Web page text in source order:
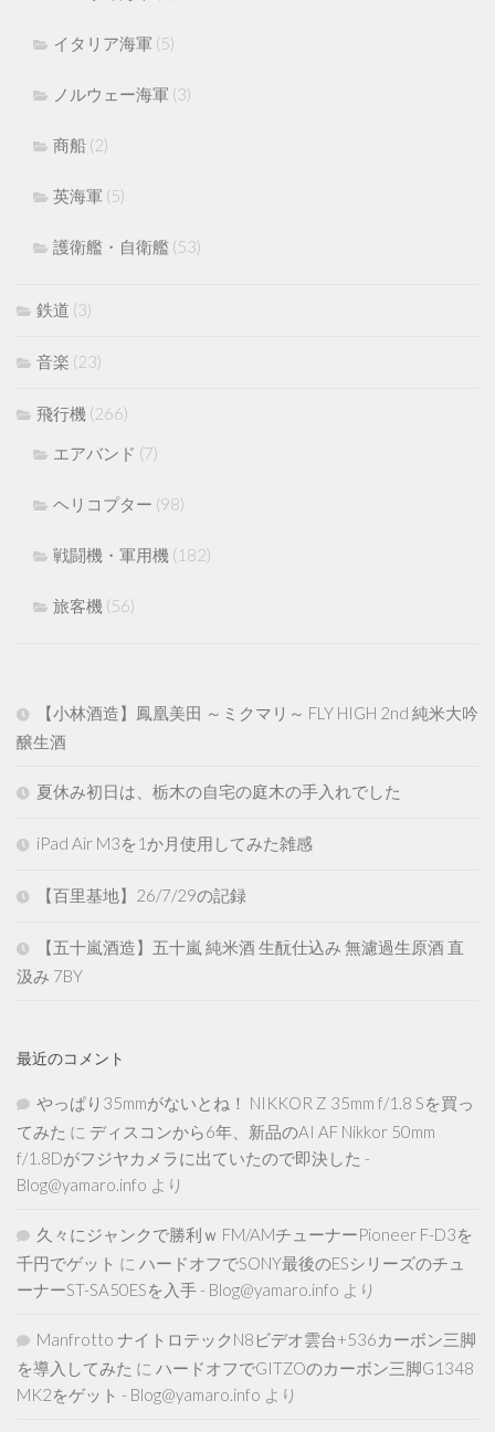
イタリア海軍 (5)
ノルウェー海軍 (3)
商船 (2)
英海軍 (5)
護衛艦・自衛艦 (53)
鉄道 (3)
音楽 (23)
飛行機 (266)
エアバンド (7)
ヘリコプター (98)
戦闘機・軍用機 (182)
旅客機 (56)
【小林酒造】鳳凰美田 ～ミクマリ～ FLY HIGH 2nd 純米大吟
醸生酒
夏休み初日は、栃木の自宅の庭木の手入れでした
iPad Air M3を1か月使用してみた雑感
【百里基地】26/7/29の記録
【五十嵐酒造】五十嵐 純米酒 生酛仕込み 無濾過生原酒 直
汲み 7BY
最近のコメント
やっぱり35mmがないとね！ NIKKOR Z 35mm f/1.8 Sを買っ
てみた に ディスコンから6年、新品のAI AF Nikkor 50mm
f/1.8Dがフジヤカメラに出ていたので即決した -
Blog@yamaro.info より
久々にジャンクで勝利ｗ FM/AMチューナーPioneer F-D3を
千円でゲット に ハードオフでSONY最後のESシリーズのチュ
ーナーST-SA50ESを入手 - Blog@yamaro.info より
Manfrotto ナイトロテックN8ビデオ雲台+536カーボン三脚
を導入してみた に ハードオフでGITZOのカーボン三脚G1348
MK2をゲット - Blog@yamaro.info より